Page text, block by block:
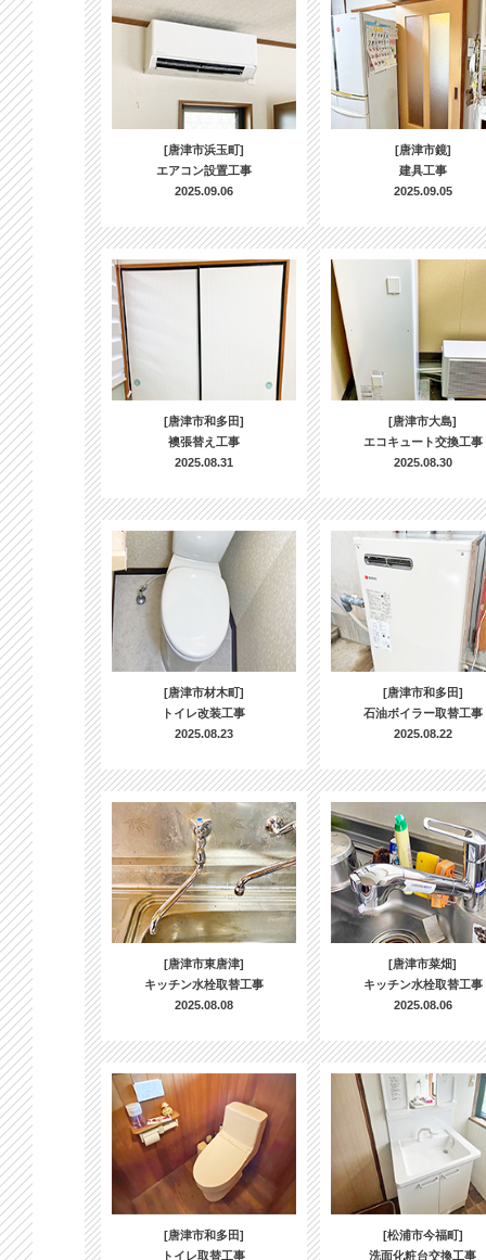
[唐津市浜玉町]
エアコン設置工事
2025.09.06
[唐津市鏡]
建具工事
2025.09.05
[唐津市和多田]
襖張替え工事
2025.08.31
[唐津市大島]
エコキュート交換工事
2025.08.30
[唐津市材木町]
トイレ改装工事
2025.08.23
[唐津市和多田]
石油ボイラー取替工事
2025.08.22
[唐津市東唐津]
キッチン水栓取替工事
2025.08.08
[唐津市菜畑]
キッチン水栓取替工事
2025.08.06
[唐津市和多田]
トイレ取替工事
[松浦市今福町]
洗面化粧台交換工事